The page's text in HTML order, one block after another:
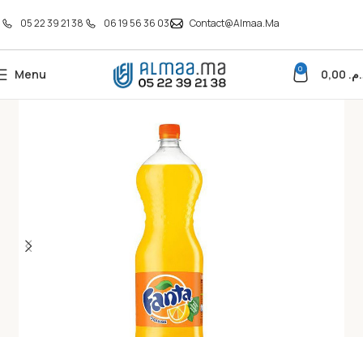
05 22 39 21 38 06 19 56 36 03 Contact@almaa.ma
Menu 0